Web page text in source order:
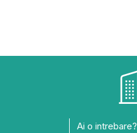
Ai o intrebare?